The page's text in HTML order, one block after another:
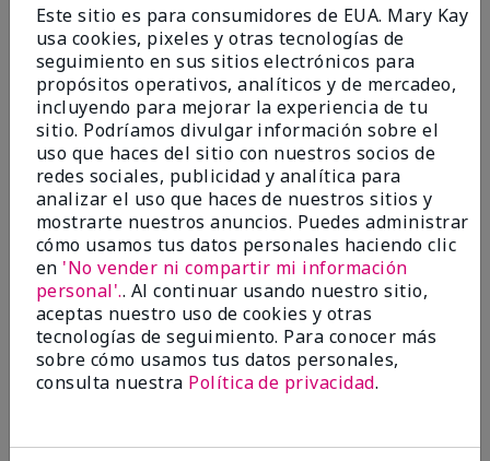
Más de $18 millones donados a nivel
global desde 2008 para impulsar la
investigación contra el cáncer, erradicar
la violencia doméstica, promover el
empoderamiento económico y
transformar comunidades.
Este sitio es para consumidores de EUA. Mary Kay
usa cookies, pixeles y otras tecnologías de
seguimiento en sus sitios electrónicos para
propósitos operativos, analíticos y de mercadeo,
incluyendo para mejorar la experiencia de tu
sitio. Podríamos divulgar información sobre el
uso que haces del sitio con nuestros socios de
redes sociales, publicidad y analítica para
analizar el uso que haces de nuestros sitios y
mostrarte nuestros anuncios. Puedes administrar
cómo usamos tus datos personales haciendo clic
en 'No vender ni compartir mi información
personal'.. Al continuar usando nuestro sitio,
aceptas nuestro uso de cookies y otras
tecnologías de seguimiento. Para conocer más
sobre cómo usamos tus datos personales,
consulta nuestra Política de privacidad.